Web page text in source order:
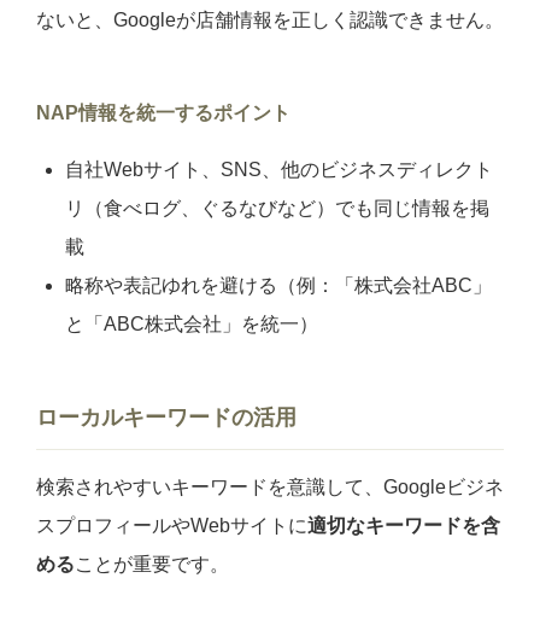
ないと、Googleが店舗情報を正しく認識できません。
NAP情報を統一するポイント
自社Webサイト、SNS、他のビジネスディレクト
リ（食べログ、ぐるなびなど）でも同じ情報を掲
載
略称や表記ゆれを避ける（例：「株式会社ABC」
と「ABC株式会社」を統一）
ローカルキーワードの活用
検索されやすいキーワードを意識して、Googleビジネ
スプロフィールやWebサイトに適切なキーワードを含
めることが重要です。